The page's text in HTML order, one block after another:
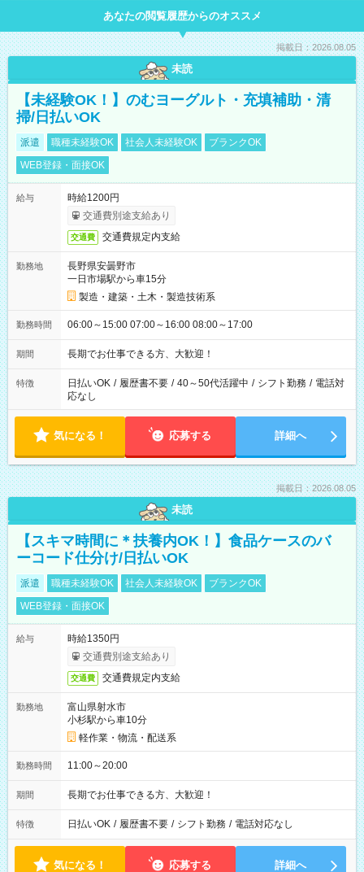
あなたの閲覧履歴からのオススメ
掲載日：2026.08.05
未読
【未経験OK！】のむヨーグルト・充填補助・清
掃/日払いOK
派遣 職種未経験OK 社会人未経験OK
ブランクOK
WEB登録・面接OK
給与
時給1200円
交通費別途支給あり
交通費 交通費規定内支給
勤務地
長野県安曇野市
一日市場駅から車15分
製造・建築・土木・製造技術系
勤務時間 06:00～15:00 07:00～16:00 08:00～17:00
期間 長期でお仕事できる方、大歓迎！
特徴 日払いOK / 履歴書不要 / 40～50代活躍中 / シフト勤務 / 電話対
応なし
気になる！ 応募する 詳細へ
掲載日：2026.08.05
未読
【スキマ時間に＊扶養内OK！】食品ケースのバ
ーコード仕分け/日払いOK
派遣 職種未経験OK 社会人未経験OK
ブランクOK
WEB登録・面接OK
給与
時給1350円
交通費別途支給あり
交通費 交通費規定内支給
勤務地
富山県射水市
小杉駅から車10分
軽作業・物流・配送系
勤務時間 11:00～20:00
期間 長期でお仕事できる方、大歓迎！
特徴 日払いOK / 履歴書不要 / シフト勤務 / 電話対応なし
気になる！ 応募する 詳細へ